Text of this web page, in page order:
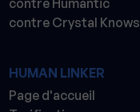
contre Humantic
contre Crystal Knows
HUMAN LINKER
Page d'accueil